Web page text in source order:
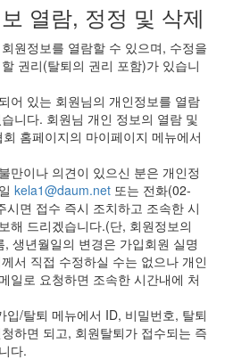
열람, 정정 및 삭제
원정보를 열람할 수 있으며, 수정을
권리(탈퇴의 권리 포함)가 있습니
어 있는 회원님의 개인정보를 열람
니다. 회원님 개인 정보의 열람 및
홈페이지의 마이페이지 메뉴에서
만이나 의견이 있으신 분은 개인정
kela1@daum.net 또는 전화(02-
면 접수 즉시 조치하고 조속한 시
해 드리겠습니다.(단, 회원정보의
생년월일의 변경은 가입회원 실명
서 직접 수정하실 수는 없으나 개인
일로 요청하면 조속한 시간내에 처
입/탈퇴 메뉴에서 ID, 비밀번호, 탈퇴
하면 되고, 회원탈퇴가 접수되는 즉
다.